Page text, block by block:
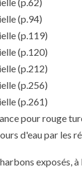
(p.94)
(p.119)
(p.120)
(p.212)
(p.256)
(p.261)
pour rouge
d'eau par les
exposés, à